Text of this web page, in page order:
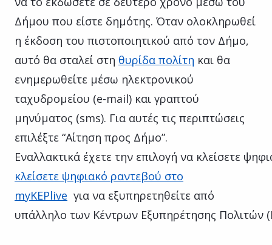
Δήμου που είστε δημότης. Όταν ολοκληρωθεί
η έκδοση του πιστοποιητικού από τον Δήμο,
αυτό θα σταλεί στη θυρίδα πολίτη και θα
ενημερωθείτε μέσω ηλεκτρονικού
ταχυδρομείου (e-mail) και γραπτού
μηνύματος (sms). Για αυτές τις περιπτώσεις
επιλέξτε “Αίτηση προς Δήμο”.
Εναλλακτικά έχετε την επιλογή να κλείσετε
κλείσετε ψηφιακό ραντεβού στο
myKEPlive για να εξυπηρετηθείτε από
υπάλληλο των Κέντρων Εξυπηρέτησης Πολιτών